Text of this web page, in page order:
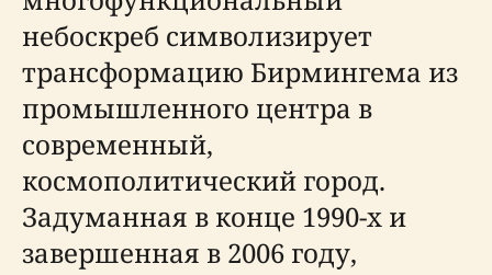
небоскреб символизирует
трансформацию Бирмингема из
промышленного центра в
современный,
космополитический город.
Задуманная в конце 1990-х и
завершенная в 2006 году,